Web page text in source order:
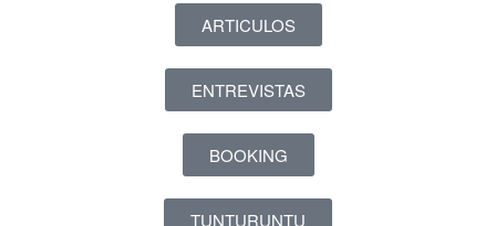
ARTICULOS
ENTREVISTAS
BOOKING
TUNTURUNTU